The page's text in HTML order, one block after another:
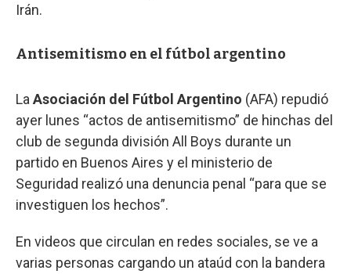
Irán.
Antisemitismo en el fútbol argentino
La Asociación del Fútbol Argentino (AFA) repudió
ayer lunes “actos de antisemitismo” de hinchas del
club de segunda división All Boys durante un
partido en Buenos Aires y el ministerio de
Seguridad realizó una denuncia penal “para que se
investiguen los hechos”.
En videos que circulan en redes sociales, se ve a
varias personas cargando un ataúd con la bandera